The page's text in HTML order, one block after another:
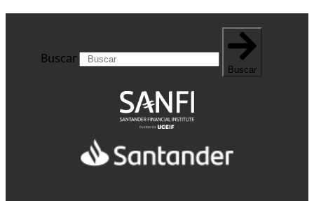
Buscar
Buscar